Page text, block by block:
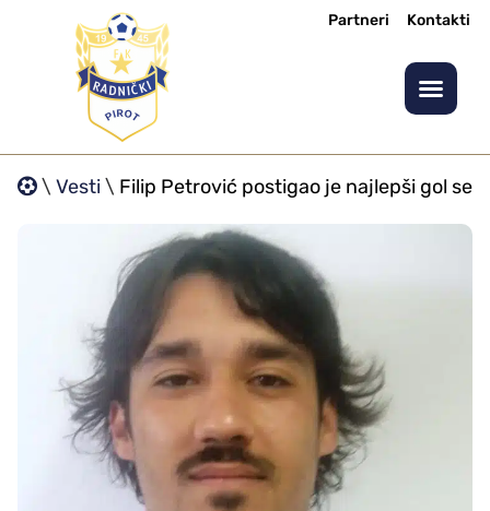
Partneri Kontakti
\ Vesti\ Filip Petrović postigao je najlepši gol